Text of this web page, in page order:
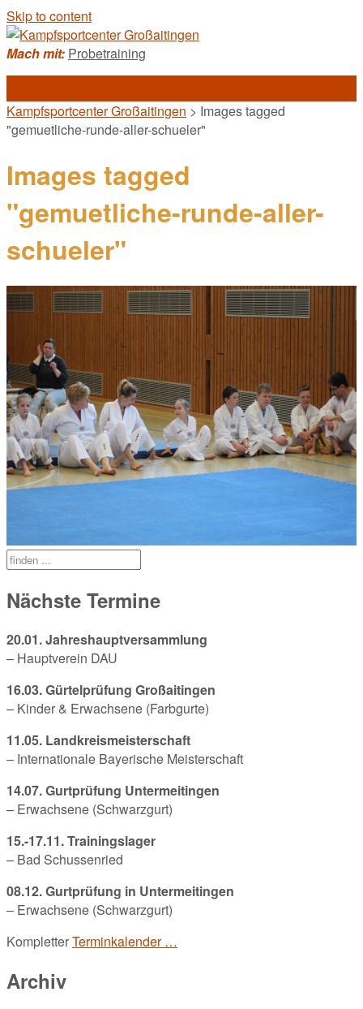
Skip to content
Mach mit: Probetraining
Kampfsportcenter Großaitingen > Images tagged
"gemuetliche-runde-aller-schueler"
Images tagged
"gemuetliche-runde-aller-
schueler"
Nächste Termine
20.01. Jahreshauptversammlung
– Hauptverein DAU
16.03. Gürtelprüfung Großaitingen
– Kinder & Erwachsene (Farbgurte)
11.05. Landkreismeisterschaft
– Internationale Bayerische Meisterschaft
14.07. Gurtprüfung Untermeitingen
– Erwachsene (Schwarzgurt)
15.-17.11. Trainingslager
– Bad Schussenried
08.12. Gurtprüfung in Untermeitingen
– Erwachsene (Schwarzgurt)
KompletterTerminkalender …
Archiv